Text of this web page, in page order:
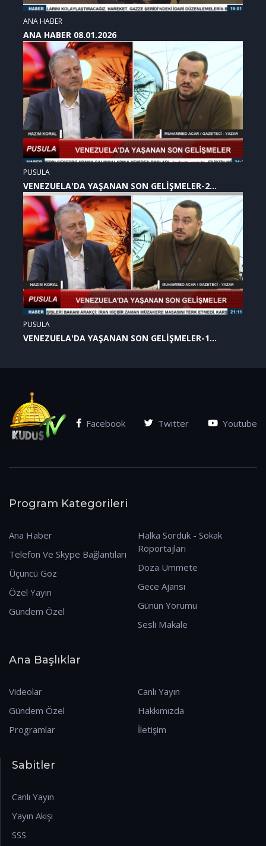
ANA HABER
ANA HABER 08.01.2026
PUSULA
VENEZUELA'DA YAŞANAN SON GELİŞMELER-2
(07.01.2026)
PUSULA
VENEZUELA'DA YAŞANAN SON GELİŞMELER-1
Facebook Twitter Youtube
Program Kategorileri
Ana Haber
Telefon Ve Skype Bağlantıları
Üçüncü Göz
Özel Yayın
Gündem Özel
Halka Sorduk - Sokak
Röportajları
Doza Ummete
Gece Ajansı
Günün Yorumu
Sesli Makale
Ana Başlıklar
Videolar
Gündem Özel
Programlar
Canlı Yayın
Hakkımızda
İletişim
Sabitler
Canlı Yayın
Yayın Akışı
SSS